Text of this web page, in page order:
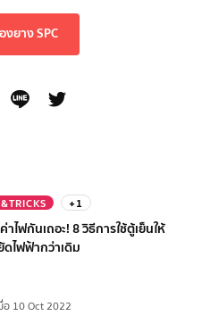
งยาง SPC
+1
าไฟกันเถอะ! 8 วิธีการใช้ตู้เย็นให้
ดไฟฟ้ากว่าเดิม
อ 10 Oct 2022